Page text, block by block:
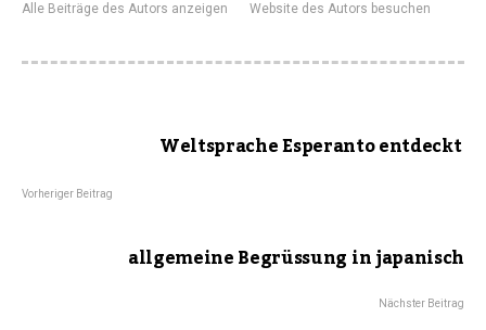
Alle Beiträge des Autors anzeigen Website des Autors besuchen
Weltsprache Esperanto entdeckt
Vorheriger Beitrag
allgemeine Begrüssung in japanisch
Nächster Beitrag